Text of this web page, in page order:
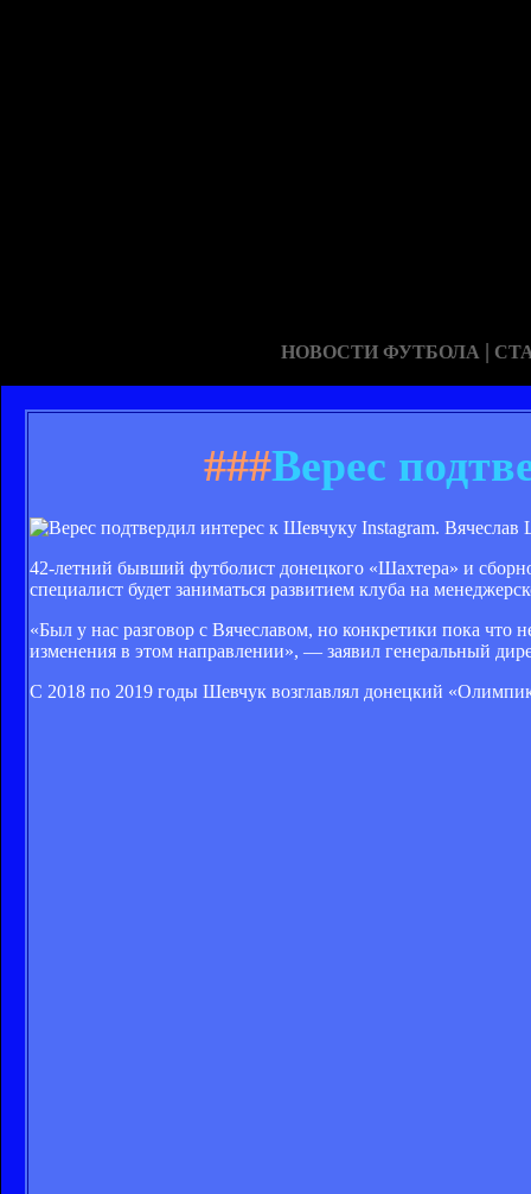
НОВОСТИ ФУТБОЛА |
###Верес
Instagram. Вячеслав
42-летний бывший футболист донецкого «Шахтера» и
специалист будет заниматься развитием клуба на
«Был у нас разговор с Вячеславом, но конкретики пока
изменения в этом направлении», — заявил генеральный
С 2018 по 2019 годы Шевчук возглавлял донецкий